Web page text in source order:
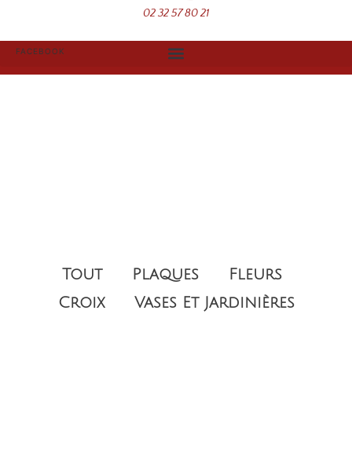
02 32 57 80 21
FACEBOOK
Tout Plaques
Fleurs
Croix
Vases Et Jardinières